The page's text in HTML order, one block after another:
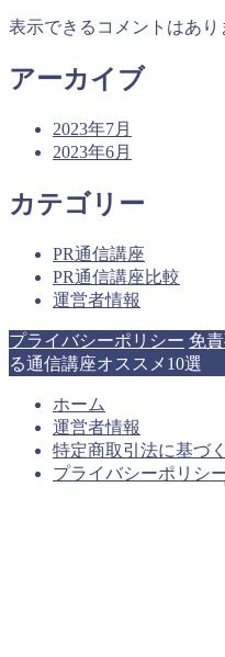
表示できるコメントはあり
アーカイブ
2023年7月
2023年6月
カテゴリー
PR通信講座
PR通信講座比較
運営者情報
プライバシーポリシー 免
る通信講座オススメ10選
ホーム
運営者情報
特定商取引法に基づ
プライバシーポリシ